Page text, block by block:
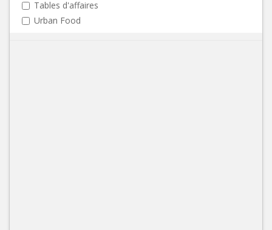
Tables d'affaires
Urban Food